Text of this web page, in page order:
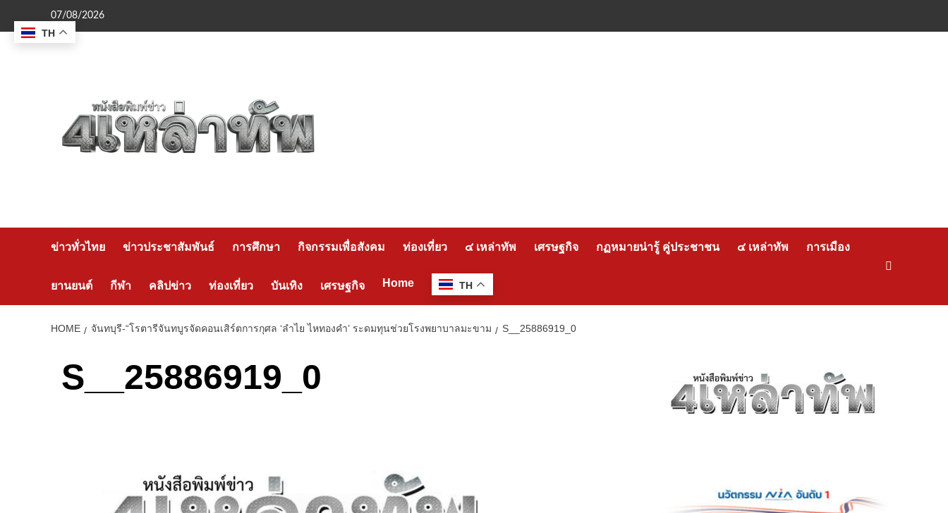
content
07/08/2026
ข่าวทั่วไทย ข่าวประชาสัมพันธ์ การศึกษา กิจกรรมเพื่อสังคม ท่องเที่ยว ๔ เหล่าทัพ เศรษฐกิจ กฏหมายน่ารู้ คู่ประชาชน ๔ เหล่าทัพ การเมือง
ยานยนต์ กีฬา คลิปข่าว ท่องเที่ยว บันเทิง เศรษฐกิจ Home TH
HOME จันทบุรี-“โรตารีจันทบูรจัดคอนเสิร์ตการกุศล ‘ลำไย ไหทองคำ’ ระดมทุนช่วยโรงพยาบาลมะขาม S__25886919_0
S__25886919_0
TH